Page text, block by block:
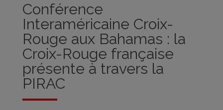
Conférence
Interaméricaine Croix-
Rouge aux Bahamas : la
Croix-Rouge française
présente à travers la
PIRAC